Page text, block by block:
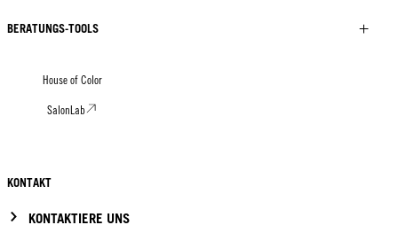
BERATUNGS-TOOLS
House of Color
SalonLab
KONTAKT
KONTAKTIERE UNS